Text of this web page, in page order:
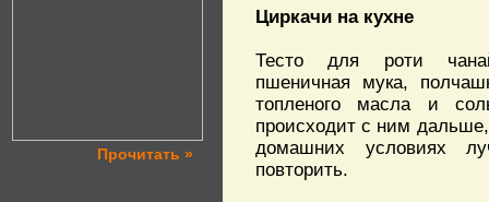
Прочитать »
Циркачи на кухне
Тесто для роти
пшеничная мука,
топленого масла и
происходит с ним
домашних условиях
повторить.